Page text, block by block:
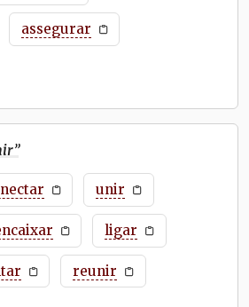
assegurar
”
unir
ligar
reunir